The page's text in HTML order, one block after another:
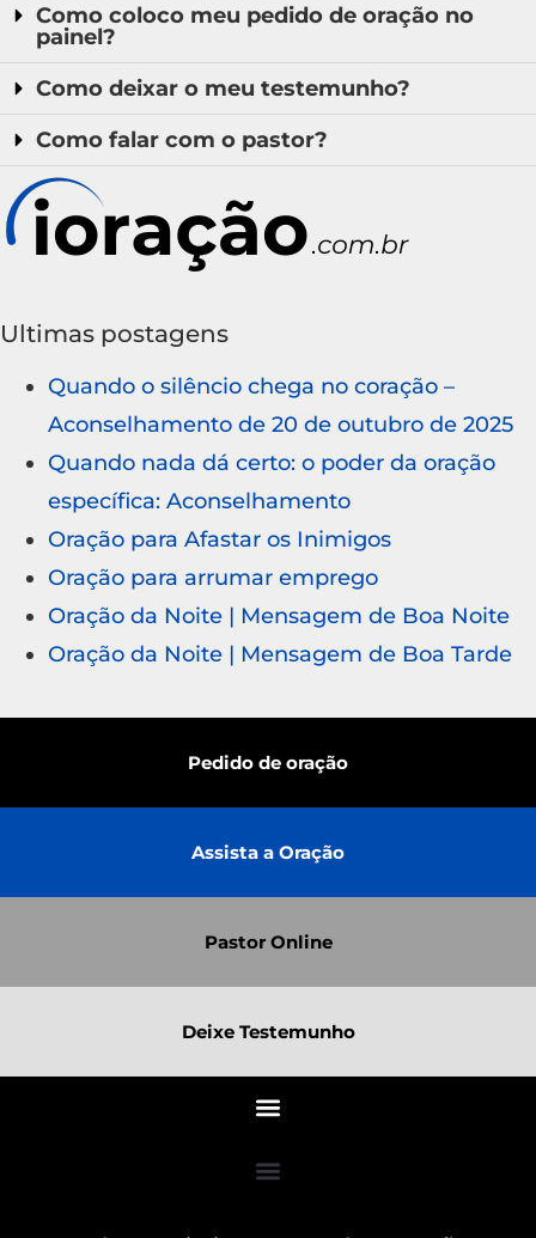
Como coloco meu pedido de oração no
painel?
Como deixar o meu testemunho?
Como falar com o pastor?
Ultimas postagens
Quando o silêncio chega no coração –
Aconselhamento de 20 de outubro de 2025
Quando nada dá certo: o poder da oração
específica: Aconselhamento
Oração para Afastar os Inimigos
Oração para arrumar emprego
Oração da Noite | Mensagem de Boa Noite
Oração da Noite | Mensagem de Boa Tarde
Pedido de oração
Assista a Oração
Pastor Online
Deixe Testemunho